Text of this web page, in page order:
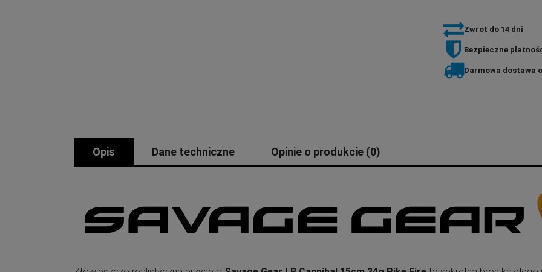
Zwrot do 14 dni
Bezpieczne
Darmowa dostawa
Opis Dane techniczne Opinie o produkcie (0)